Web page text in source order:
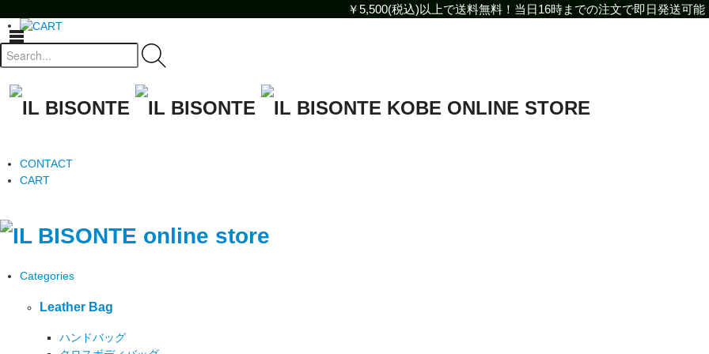
￥5,500(税込)以上で送料無料！16時までの注文で即日発送可能！
toggle
navigation
￥5,500(税込)以上で送料無料！当日16時までの注文で即日発送可能
CONTACT
CART
Categories
Leather Bag
ハンドバッグ